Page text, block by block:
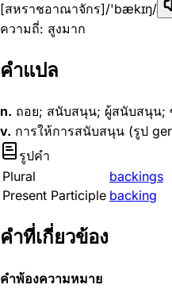
[สหราชอาณาจักร]/'bækɪŋ/
ความถี่: สูงมาก
คำแปล
n. ถอย; สนับสนุน; ผู้สนับสนุน;
v. การให้การสนับสนุน (รูป
รูปคำ
Plural
backings
Present Participle backing
คำที่เกี่ยวข้อง
คำพ้องความหมาย